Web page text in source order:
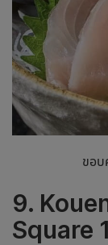
ขอบ
9.
Square 1